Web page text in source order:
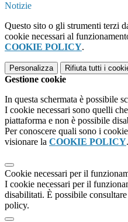
Notizie
Questo sito o gli strumenti terzi
cookie necessari al
COOKIE POLICY.
Personalizza Rifiuta tutti i
Gestione cookie
In questa schermata è possibile
I cookie necessari sono quelli
piattaforma e non è possibile
Per conoscere quali sono i
visionare la COOKIE POLICY.
Cookie necessari per il
I cookie necessari per il
disabilitati. È possibile
policy.